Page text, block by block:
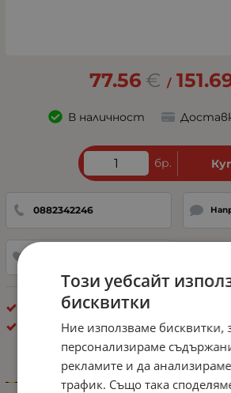
77.56 € /
В наличност
бр.
0882342246
Брой в кашон: 6 бр.
Тромби / Клаксони - Екстериор
Този уебсайт
бисквитки
Ние използваме бисквитки,
персонализираме
рекламите и да
трафик. Също така